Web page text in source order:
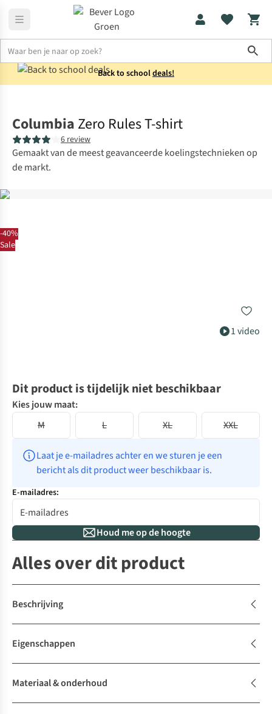
Back to schooldeals!
-40%
Sale
1 video
Columbia Zero Rules T-shirt
6 review
Gemaakt van de meest geavanceerde koelingstechnieken op
de markt.
Dit product is tijdelijk niet beschikbaar
Kies jouw maat:
M
L XL XXL
Laat je e-mailadres achter en we sturen je een
bericht als dit product weer beschikbaar is.
E-mailadres:
Houd me op de hoogte
Alles over dit product
Beschrijving
Eigenschappen
Materiaal & onderhoud